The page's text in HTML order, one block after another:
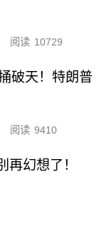
阅读 10729
破天！特朗普
阅读 9410
幻想了！